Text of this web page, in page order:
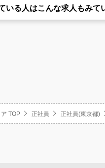
いる人はこんな求人もみて
TOP 正社員 正社員(東京都)